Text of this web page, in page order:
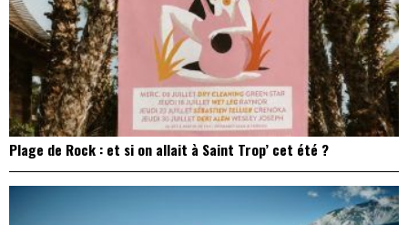
Plage de Rock : et si on allait à Saint Trop’ cet été ?